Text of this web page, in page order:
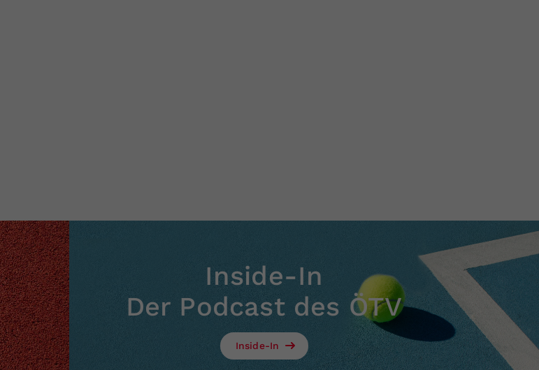
Inside-In
Der Podcast des ÖTV
Inside-In